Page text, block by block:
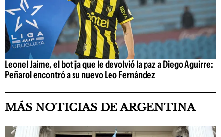
Leonel Jaime, el botija que le devolvió la paz a Diego Aguirre:
Peñarol encontró a su nuevo Leo Fernández
MÁS NOTICIAS DE ARGENTINA